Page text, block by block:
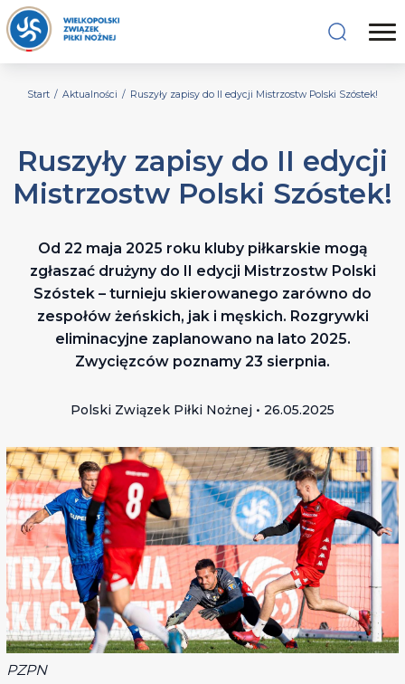
Start / Aktualności / Ruszyły zapisy do II edycji Mistrzostw Polski Szóstek!
Ruszyły zapisy do II edycji
Mistrzostw Polski Szóstek!
Od 22 maja 2025 roku kluby piłkarskie mogą
zgłaszać drużyny do II edycji Mistrzostw Polski
Szóstek – turnieju skierowanego zarówno do
zespołów żeńskich, jak i męskich. Rozgrywki
eliminacyjne zaplanowano na lato 2025.
Zwycięzców poznamy 23 sierpnia.
Polski Związek Piłki Nożnej • 26.05.2025
PZPN